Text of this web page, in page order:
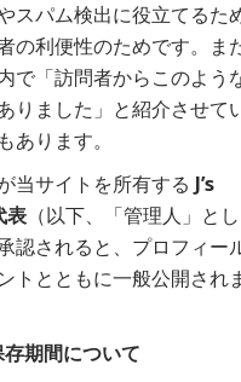
スパム検出に役立てるた
の利便性のためです。また
で「訪問者からこのよう
りました」と紹介させて
あります。
当サイトを所有する J’s
表 （以下、「管理人」とし
認されると、プロフィー
トとともに一般公開され
期間について